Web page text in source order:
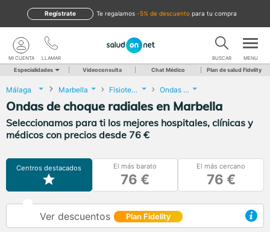
te regalamos -5% de descuento para tu compra
Regístrate
LLAMAR
MI CUENTA BUSCAR MENU
Especialidades Videoconsulta Chat Médico Plan de salud Fidelity
Málaga Marbella Fisioterapia Ondas de choque radiales
Ondas de choque radiales en Marbella
Seleccionamos para ti los mejores hospitales, clínicas y
médicos con precios desde 76 €
Centros destacados El más barato
76 €
El más cercano
76 €
Ver descuentos Plan Fidelity